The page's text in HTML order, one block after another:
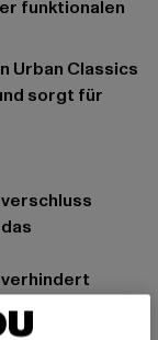
funktionalen
Urban Classics